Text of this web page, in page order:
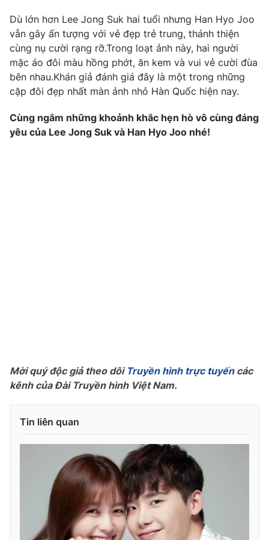
Hậu trường
Nhân vật
Khán giả
Giải trí
Điện ảnh
Âm nhạc
Sao
Đời sống
Du lịch
Làm đẹp
Chất lượng cuộc sống
Giáo dục
Học trực tuyến
Công nghệ
Bất động sản
Thị trường 24h
Vươn mình bằng AI
VTV8
Liên hệ tòa soạn English
Dù lớn hơn Lee Jong Suk hai tuổi nhưng Han Hyo Joo
vẫn gây ấn tượng với vẻ đẹp trẻ trung, thánh thiện
cùng nụ cười rạng rỡ.Trong loạt ảnh này, hai người
mặc áo đôi màu hồng phớt, ăn kem và vui vẻ cười đùa
bên nhau.Khán giả đánh giá đây là một trong những
cặp đôi đẹp nhất màn ảnh nhỏ Hàn Quốc hiện nay.
Cùng ngắm những khoảnh khắc hẹn hò vô cùng đáng
yêu của Lee Jong Suk và Han Hyo Joo nhé!
Mời quý độc giả theo dõi Truyền hình trực tuyếncác
kênh của Đài Truyền hình Việt Nam.
Tin liên quan